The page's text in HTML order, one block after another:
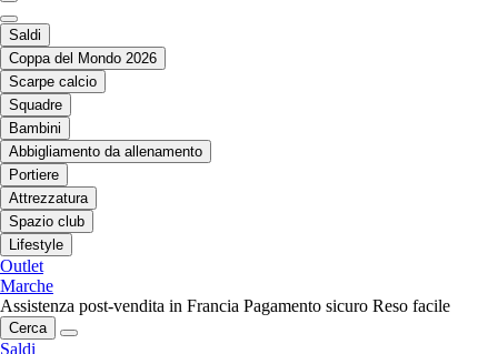
Saldi
Coppa del Mondo 2026
Scarpe calcio
Squadre
Bambini
Abbigliamento da allenamento
Portiere
Attrezzatura
Spazio club
Lifestyle
Outlet
Marche
Assistenza post-vendita in Francia Pagamento sicuro Reso facile
Cerca
Saldi